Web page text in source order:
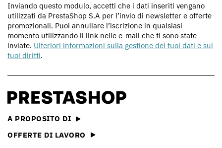
Inviando questo modulo, accetti che i dati inseriti vengano
utilizzati da PrestaShop S.A per l’invio di newsletter e offerte
promozionali. Puoi annullare l’iscrizione in qualsiasi
momento utilizzando il link nelle e-mail che ti sono state
inviate. Ulteriori informazioni sulla gestione dei tuoi dati e sui
tuoi diritti.
A PROPOSITO DI
OFFERTE DI LAVORO